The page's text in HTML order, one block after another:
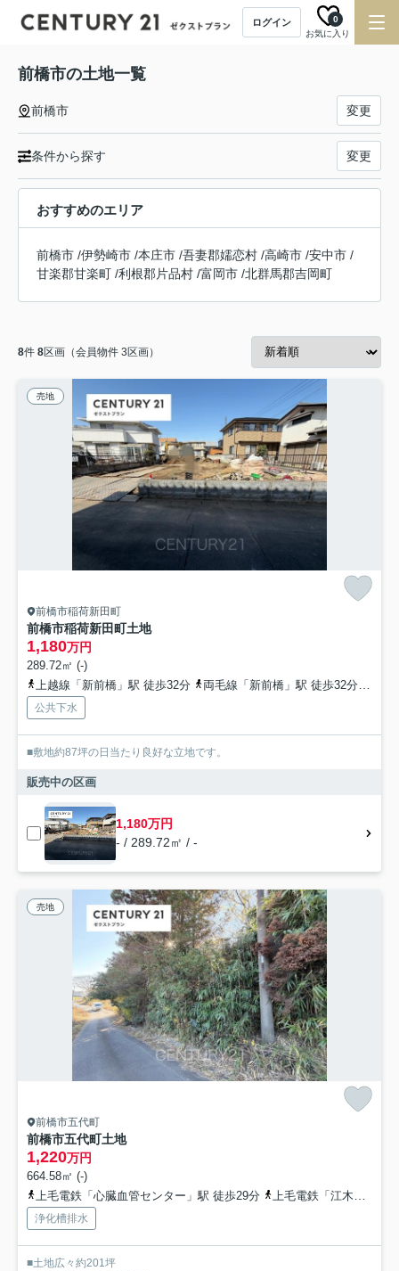
ログイン
お気に入り
0
前橋市の土地一覧
前橋市 変更
条件から探す 変更
おすすめのエリア
前橋市 /伊勢崎市 /本庄市 /吾妻郡嬬恋村 /高崎市 /安中市 /
甘楽郡甘楽町 /利根郡片品村 /富岡市 /北群馬郡吉岡町
8件 8区画（会員物件 3区画）
売地
前橋市稲荷新田町
前橋市稲荷新田町土地
1,180万円
289.72㎡ (-)
上越線「新前橋」駅 徒歩32分
両毛線「新前橋」駅 徒歩32分
公共下水
■敷地約87坪の日当たり良好な立地です。
販売中の区画
1,180万円
- / 289.72㎡ / -
売地
前橋市五代町
前橋市五代町土地
1,220万円
664.58㎡ (-)
上毛電鉄「心臓血管センター」駅 徒歩29分
上毛電鉄「江木」駅 徒歩32分
浄化槽排水
■土地広々約201坪